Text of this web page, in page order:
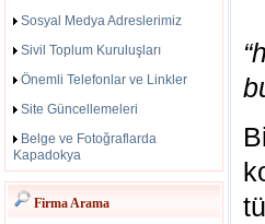
Sosyal Medya Adreslerimiz
Sivil Toplum Kuruluşları
Önemli Telefonlar ve Linkler
Site Güncellemeleri
Belge ve Fotoğraflarda
Kapadokya
Firma Arama